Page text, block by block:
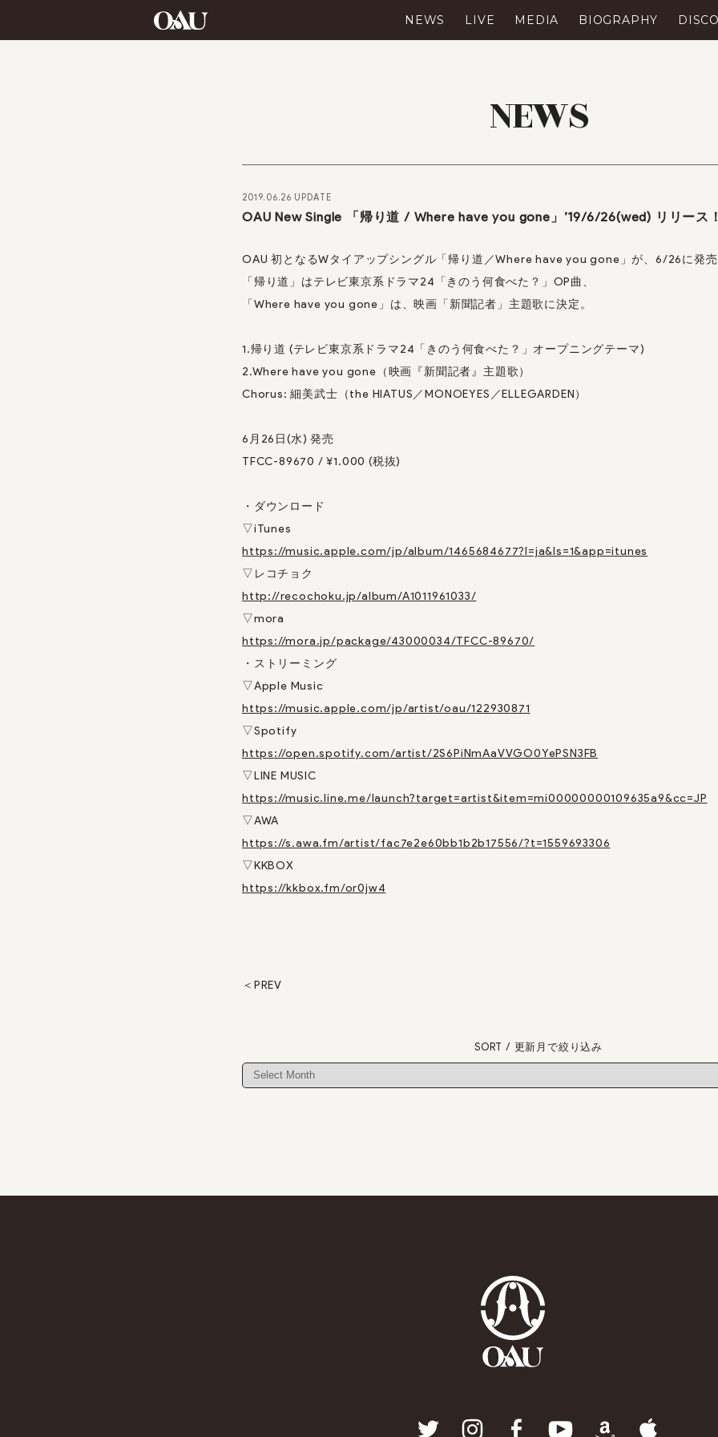
NEWS LIVE MEDIA BIOGRAPHY
NEWS
2019.06.26 UPDATE
OAU New Single 「帰り道 / Where have you gone」’19/6/26(wed) リリース
OAU 初となるWタイアップシングル「帰り道／Where have you gone」が、6/26に発
「帰り道」はテレビ東京系ドラマ24「きのう何食べた？」 OP曲、
「Where have you gone」は、映画「新聞記者」主題歌に決定。
1.帰り道 (テレビ東京系ドラマ24「きのう何食べた？」オープニングテーマ)
2.Where have you gone（映画『新聞記者』主題歌）
Chorus: 細美武士（the HIATUS／MONOEYES／ELLEGARDEN）
6月26日(水) 発売
TFCC-89670 / ¥1.000 (税抜)
・ダウンロード
▽iTunes
https://music.apple.com/jp/album/1465684677?l=ja&ls=1&app=itunes
▽レコチョク
http://recochoku.jp/album/A1011961033/
▽mora
https://mora.jp/package/43000034/TFCC-89670/
・ストリーミング
▽Apple Music
https://music.apple.com/jp/artist/oau/122930871
▽Spotify
https://open.spotify.com/artist/2S6PiNmAaVVGO0YePSN3FB
▽LINE MUSIC
https://music.line.me/launch?target=artist&item=mi00000000109635a9&cc=JP
▽AWA
https://s.awa.fm/artist/fac7e2e60bb1b2b17556/?t=1559693306
▽KKBOX
https://kkbox.fm/or0jw4
PREV
SORT / 更新月で絞り込み